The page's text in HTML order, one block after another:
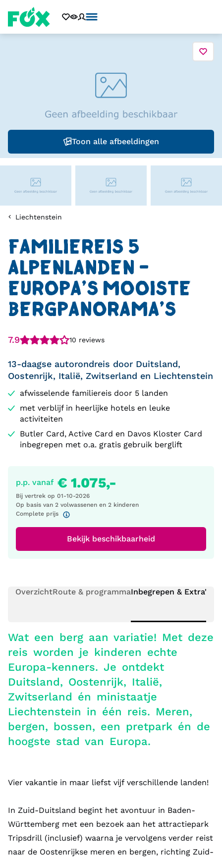
Toon alle afbeeldingen
Liechtenstein
FAMILIEREIS 5
ALPENLANDEN -
EUROPA'S MOOISTE
BERGPANORAMA'S
7.9 10 reviews
13-daagse autorondreis door Duitsland,
Oostenrijk, Italië, Zwitserland en Liechtenstein
afwisselende familiereis door 5 landen
met verblijf in heerlijke hotels en leuke
activiteiten
Butler Card, Active Card en Davos Kloster Card
inbegrepen met o.a. gratis gebruik berglift
p.p. vanaf € 1.075,-
Bij vertrek op 01-10-2026
Op basis van 2 volwassenen en 2 kinderen
Complete prijs
Bekijk beschikbaarheid
OverzichtRoute & programmaInbegrepen & Extra's
Wat een berg aan variatie! Met deze
reis worden je kinderen echte
Europa-kenners. Je ontdekt
Duitsland, Oostenrijk, Italië,
Zwitserland én ministaatje
Liechtenstein in één reis. Meren,
bergen, bossen, een pretpark én de
hoogste stad van Europa.
Vier vakantie in maar liefst vijf verschillende landen!
In Zuid-Duitsland begint het avontuur in Baden-
Württemberg met een bezoek aan het attractiepark
Tripsdrill (inclusief) waarna je vervolgens verder reist
naar de Oostenrijkse meren en bergen, richting Zuid-